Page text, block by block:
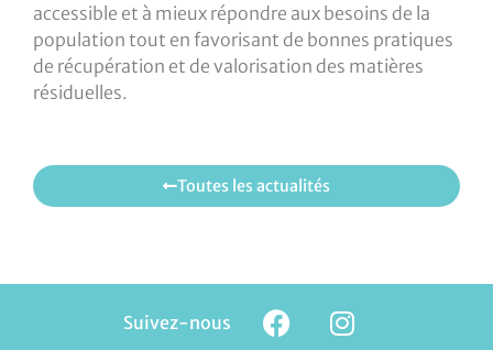
accessible et à mieux répondre aux besoins de la
population tout en favorisant de bonnes pratiques
de récupération et de valorisation des matières
résiduelles.
Toutes les actualités
Suivez-nous